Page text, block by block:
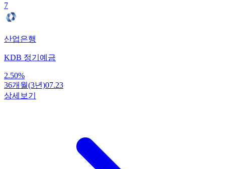
7
산업은행
KDB 정기예금
2.50%
36개월(3년)07.23
상세보기